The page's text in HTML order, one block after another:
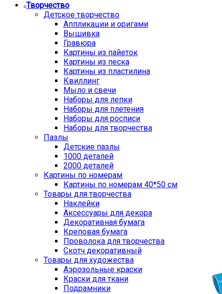
Творчество
Детское творчество
Аппликации и оригами
Вышивка
Гравюра
Картины из пайеток
Картины из песка
Картины из пластилина
Квиллинг
Мыло и свечи
Наборы для лепки
Наборы для плетения
Наборы для росписи
Наборы для творчества
Пазлы
Детские пазлы
1000 деталей
2000 деталей
Картины по номерам
Картины по номерам 40*50 см
Товары для творчества
Наклейки
Аксессуары для декора
Декоративная бумага
Креповая бумага
Проволока для творчества
Скотч декоративный
Товары для художества
Аэрозольные краски
Краски для ткани
Подрамники